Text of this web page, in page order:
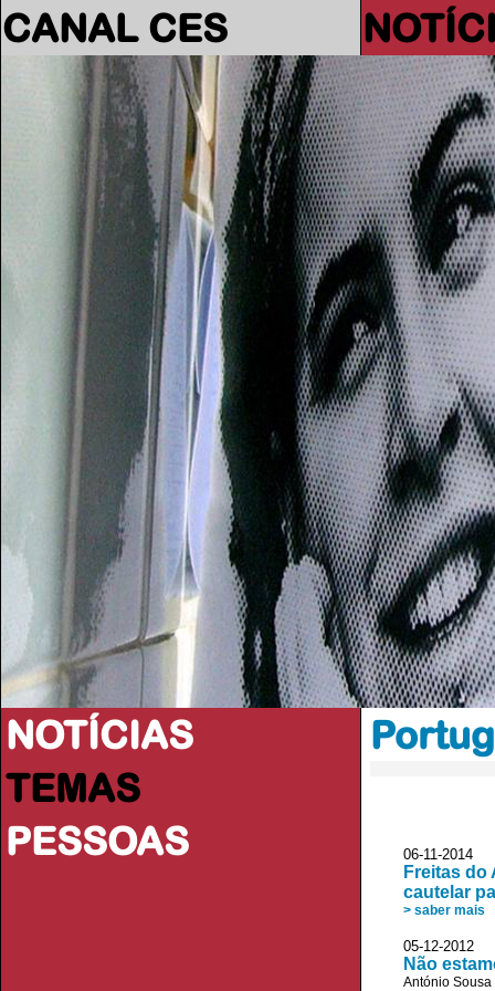
CANAL CES
NOTÍCIAS
TEMAS
PESSOAS
06-11-2014
Freitas do
cautelar
> saber mais
05-12-
Não
António